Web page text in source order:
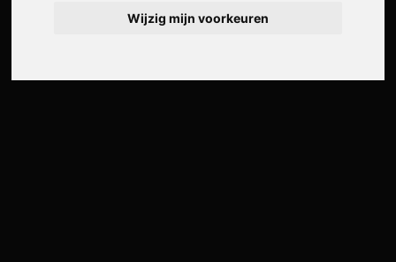
Wijzig mijn voorkeuren